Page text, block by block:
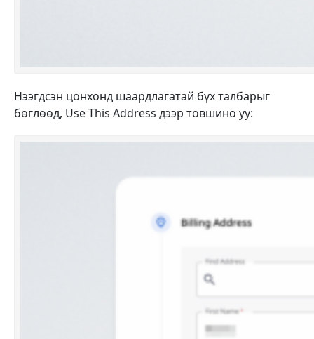
Нээгдсэн цонхонд шаардлагатай бүх талбарыг
бөглөөд, Use This Address дээр товшино уу: